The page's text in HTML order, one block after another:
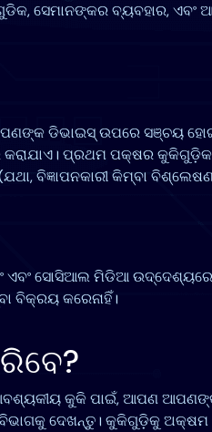
ସେମାନଙ୍କର ବ୍ୟବହାର,
ଡିଭାଇସ୍ ଉପରେ ସଞ୍ଚୟ
ପ୍ରଥମ ପକ୍ଷର
ବିଜ୍ଞାପନକାରୀ କିମ୍ବା
ଏବଂ ସୋସିଆଲ ମିଡିଆ
ବିକ୍ରୟ କରେନାହିଁ।
କୁକି ପାଇଁ, ଆପଣ
ଦେଖନ୍ତୁ। କୁକିଗୁଡ଼ିକୁ